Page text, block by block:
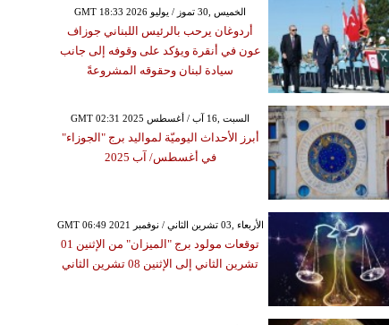
GMT 18:33 2026 الخميس ,30 تموز / يوليو
أردوغان يرحب بالرئيس اللبناني جوزاف
عون في أنقرة ويؤكد على وقوفه إلى جانب
سيادة لبنان وحقوقه المشروعةً
GMT 02:31 2025 السبت ,16 آب / أغسطس
أبرز الأحداث اليوميّة لمواليد برج "الجوزاء"
في أغسطس/ آب 2025
GMT 06:49 2021 الأربعاء ,03 تشرين الثاني / نوفمبر
توقعات مولود برج "الميزان" من الإثنين 01
تشرين الثاني إلى الإثنين 08 تشرين الثاني